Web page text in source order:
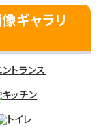
像ギャラリ